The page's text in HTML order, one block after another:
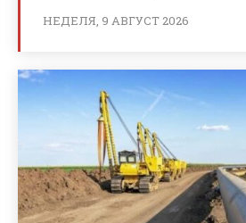
НЕДЕЛЯ, 9 АВГУСТ 2026